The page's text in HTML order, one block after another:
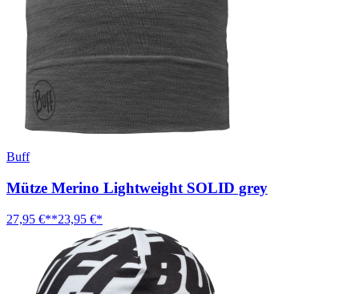
Buff
Mütze Merino Lightweight SOLID grey
27,95 €**23,95 €*